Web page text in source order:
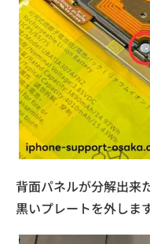
背面パネルが分解出来
黒いプレートを外しま